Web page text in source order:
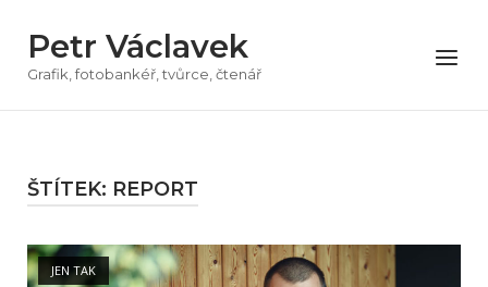
obsah
Petr Václavek
Grafik, fotobankéř, tvůrce, čtenář
Menu
ŠTÍTEK: REPORT
JEN TAK
Open post